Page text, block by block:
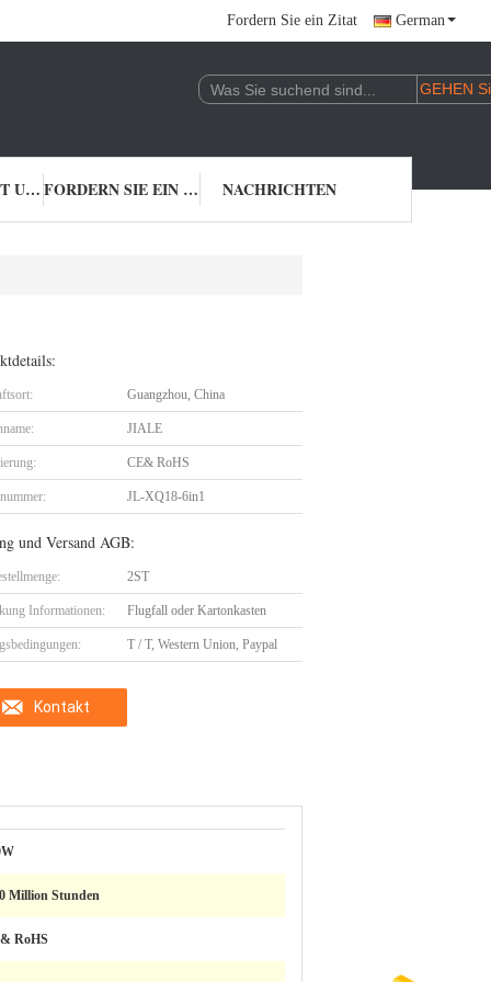
Fordern Sie ein Zitat German
TRETEN SIE MIT UNS IN VERBINDUNG FORDERN SIE EIN ZITAT NACHRICHTEN
Guangzhou, China
JIALE
CE& RoHS
JL-XQ18-6in1
und Versand AGB:
2ST
Informationen: Flugfall oder Kartonkasten
T / T, Western Union, Paypal
Kontakt
Million Stunden
RoHS